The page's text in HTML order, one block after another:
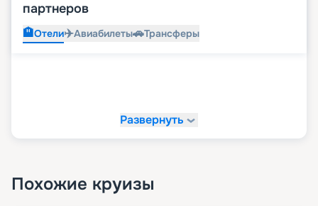
партнеров
🏨Отели✈️Авиабилеты🚗Трансферы
Развернуть
Похожие круизы